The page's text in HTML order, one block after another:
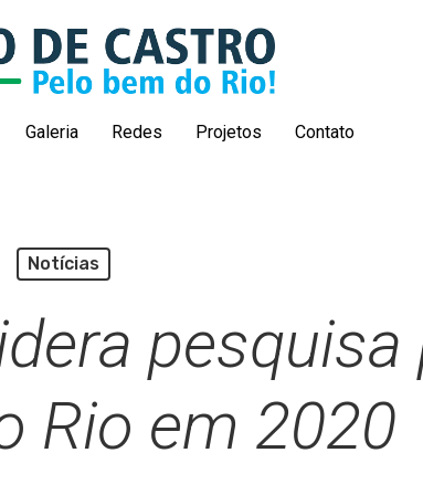
Galeria Redes Projetos Contato
Notícias
pesquisa
Rio em 2020